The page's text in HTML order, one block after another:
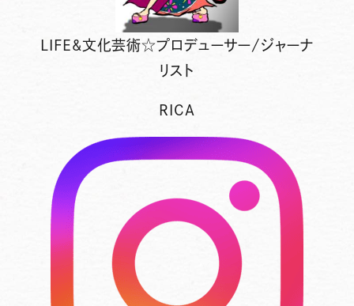
LIFE&文化芸術☆プロデューサー/ジャーナ
リスト
RICA